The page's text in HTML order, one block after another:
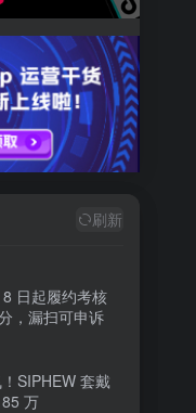
刷新
日起履约考核
，漏扫可申诉
SIPHEW 套戴
万